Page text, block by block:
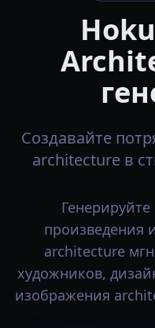
Создавайте
architecture в
произведения
architecture
художников,
изображения